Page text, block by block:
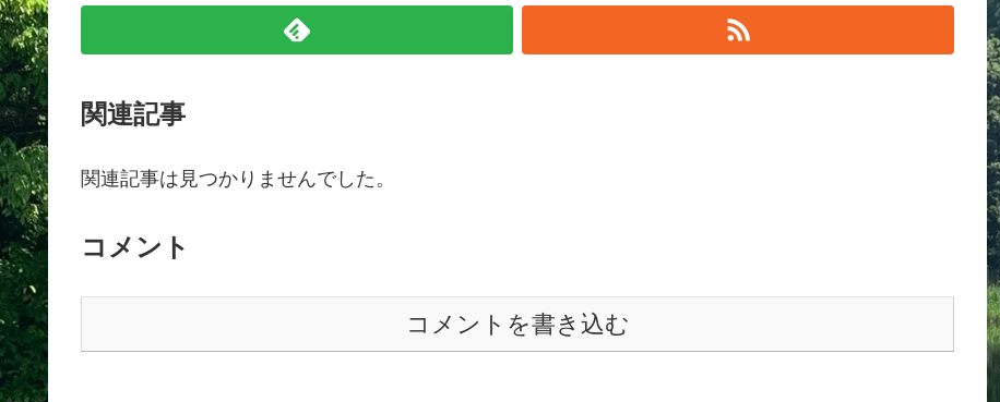
関連記事
関連記事は見つかりませんでした。
コメント
コメントを書き込む